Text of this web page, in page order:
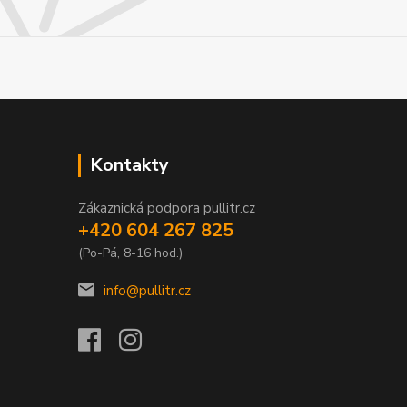
Kontakty
Zákaznická podpora pullitr.cz
+420 604 267 825
(Po-Pá, 8-16 hod.)
info@pullitr.cz